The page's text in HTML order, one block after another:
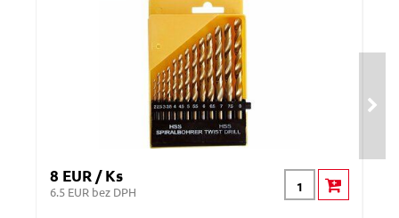
8 EUR / Ks
6.5 EUR bez DPH